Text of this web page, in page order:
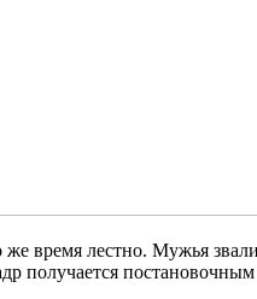
время лестно. Мужья
получается